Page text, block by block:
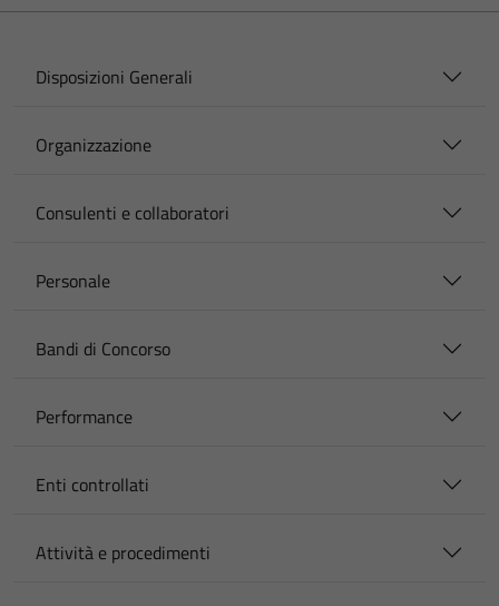
Disposizioni Generali
Organizzazione
Consulenti e collaboratori
Personale
Bandi di Concorso
Performance
Enti controllati
Attività e procedimenti